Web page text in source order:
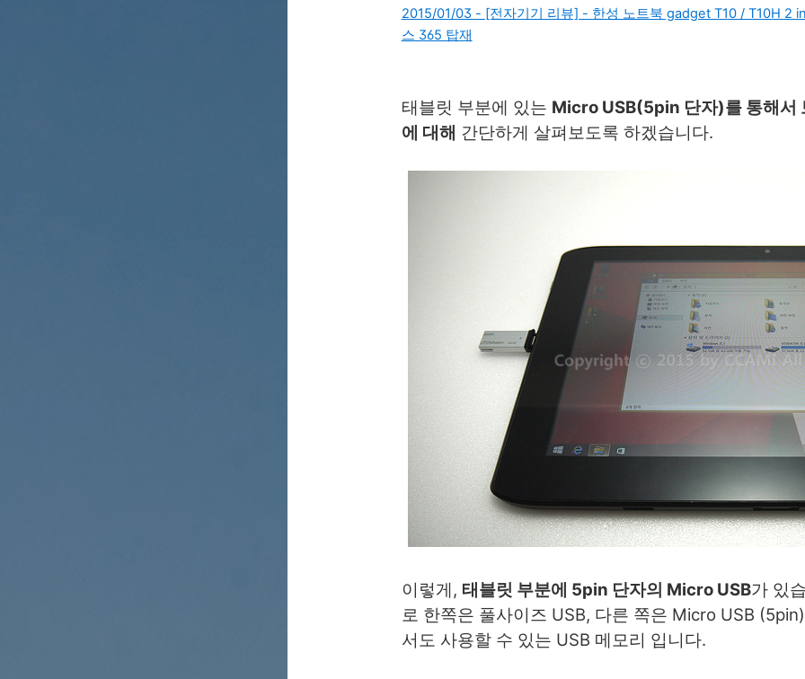
2015/01/03 - [전자기기 리뷰] - 한성 노트북 gadget T10 / T10H 2
스 365 탑재
태블릿 부분에 있는 Micro USB(5pin 단자)를 통해서
에 대해 간단하게 살펴보도록 하겠습니다.
이렇게, 태블릿 부분에 5pin 단자의 Micro USB가 있
로 한쪽은 풀사이즈 USB, 다른 쪽은 Micro USB
서도 사용할 수 있는 USB 메모리 입니다.